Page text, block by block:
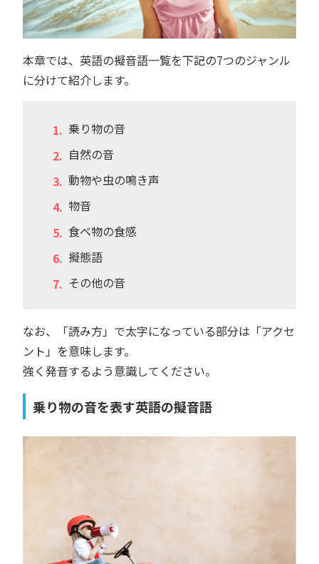
本章では、英語の擬音語一覧を下記の7つのジャンル
に分けて紹介します。
乗り物の音
自然の音
動物や虫の鳴き声
物音
食べ物の食感
擬態語
その他の音
なお、「読み方」で太字になっている部分は「アクセ
ント」を意味します。
強く発音するよう意識してください。
乗り物の音を表す英語の擬音語